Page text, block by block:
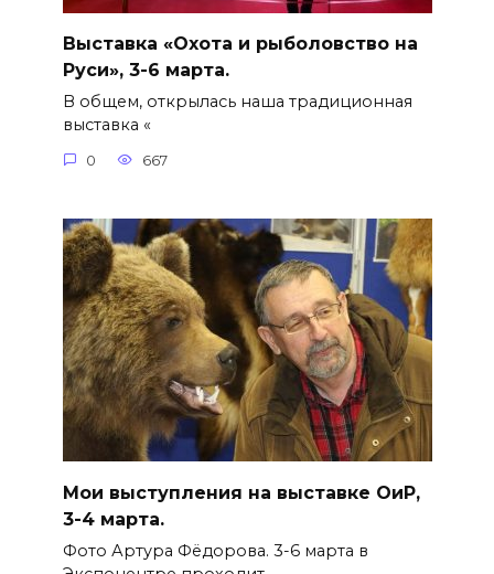
Выставка «Охота и рыболовство на
Руси», 3-6 марта.
В общем, открылась наша традиционная
выставка «
0 667
Мои выступления на выставке ОиР,
3-4 марта.
Фото Артура Фёдорова. 3-6 марта в